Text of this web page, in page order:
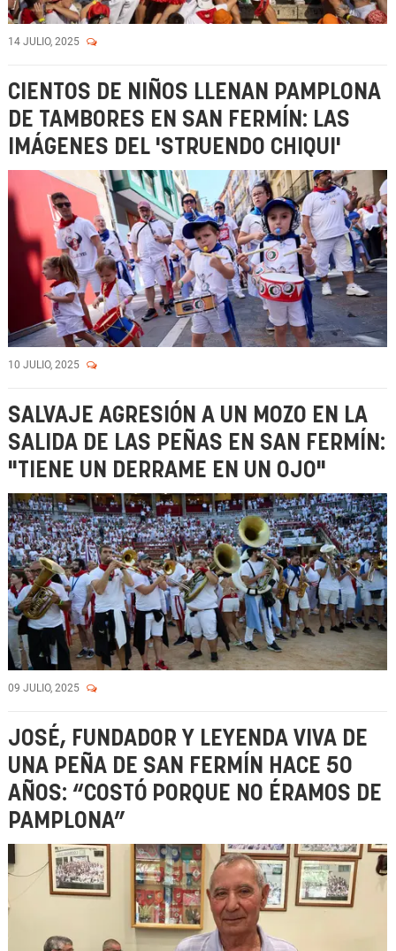
14 JULIO, 2025
CIENTOS DE NIÑOS LLENAN PAMPLONA
DE TAMBORES EN SAN FERMÍN: LAS
IMÁGENES DEL 'STRUENDO CHIQUI'
10 JULIO, 2025
SALVAJE AGRESIÓN A UN MOZO EN LA
SALIDA DE LAS PEÑAS EN SAN FERMÍN:
"TIENE UN DERRAME EN UN OJO"
09 JULIO, 2025
JOSÉ, FUNDADOR Y LEYENDA VIVA DE
UNA PEÑA DE SAN FERMÍN HACE 50
AÑOS: “COSTÓ PORQUE NO ÉRAMOS DE
PAMPLONA”